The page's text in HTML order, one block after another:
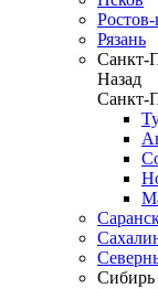
Рязань
Санкт-
Назад
Санкт-
Сибирь